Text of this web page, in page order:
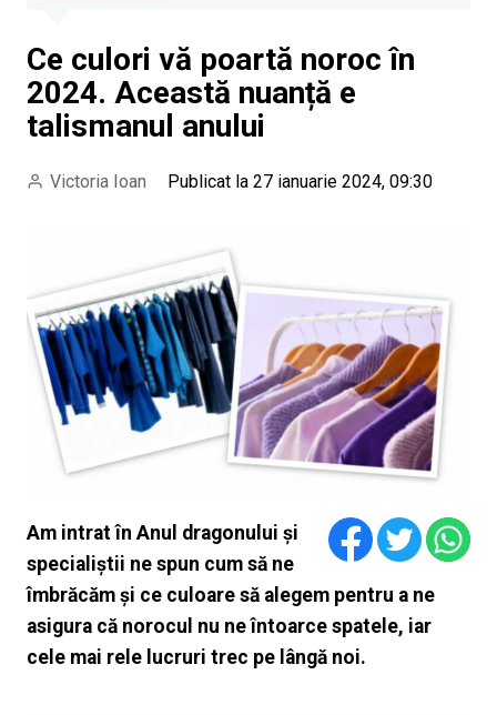
Ce culori vă poartă noroc în
2024. Această nuanță e
talismanul anului
Victoria Ioan Publicat la 27 ianuarie 2024, 09:30
Am intrat în Anul dragonului și
specialiștii ne spun cum să ne
îmbrăcăm și ce culoare să alegem pentru a ne
asigura că norocul nu ne întoarce spatele, iar
cele mai rele lucruri trec pe lângă noi.